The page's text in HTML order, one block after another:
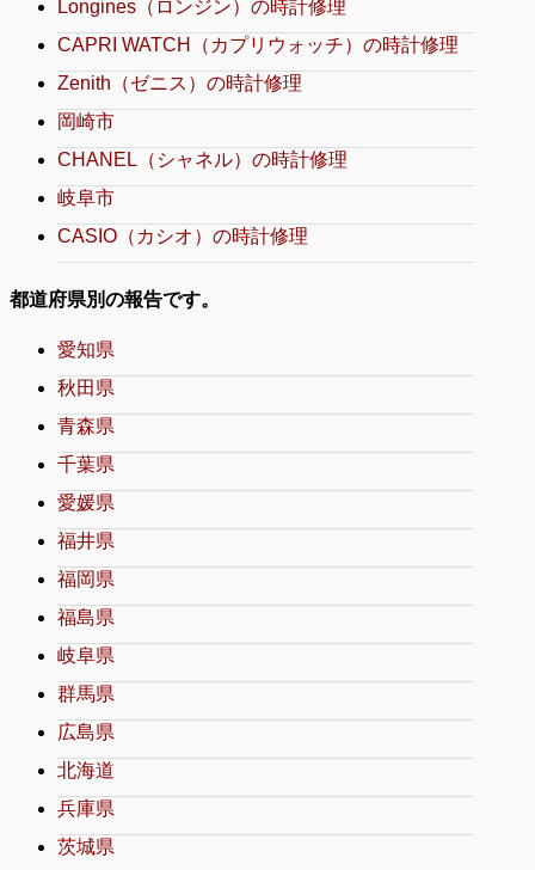
Longines（ロンジン）の時計修理
CAPRI WATCH（カプリウォッチ）の時計修理
Zenith（ゼニス）の時計修理
岡崎市
CHANEL（シャネル）の時計修理
岐阜市
CASIO（カシオ）の時計修理
都道府県別の報告です。
愛知県
秋田県
青森県
千葉県
愛媛県
福井県
福岡県
福島県
岐阜県
群馬県
広島県
北海道
兵庫県
茨城県